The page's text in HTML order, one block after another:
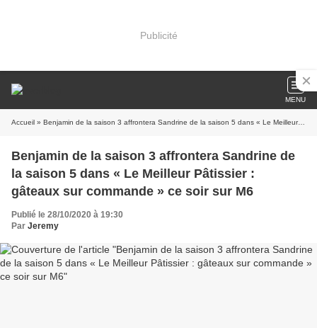
Publicité
MENU
Accueil » Benjamin de la saison 3 affrontera Sandrine de la saison 5 dans « Le Meilleur Pâtissier : gâteaux sur commande » ce soir sur M6
Benjamin de la saison 3 affrontera Sandrine de
la saison 5 dans « Le Meilleur Pâtissier :
gâteaux sur commande » ce soir sur M6
Publié le 28/10/2020 à 19:30
Par Jeremy